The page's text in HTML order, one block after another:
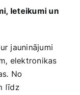
Ieteikumi un
jauninājumi
elektronikas
No
līdz